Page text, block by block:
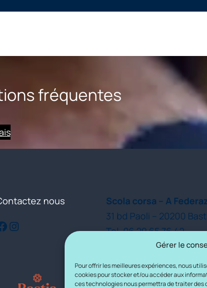
Gérer le
Pour offrir les meilleures expériences, nous
cookies pour stocker et/ou accéder aux
ces technologies nous permettra de traiter
fréquentes
nous
Instagram
Scola corsa – A
31 bd Paoli – 20200
Tel. 06 29 65 76 42